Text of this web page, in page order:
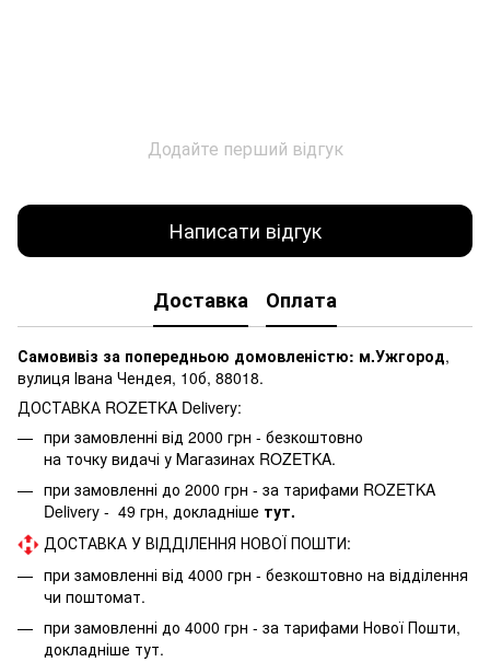
Додайте перший відгук
Написати відгук
Доставка Оплата
Самовивіз за попередньою домовленістю: м.Ужгород,
вулиця Івана Чендея, 10б, 88018.
ДОСТАВКА ROZETKA Delivery:
при замовленні від 2000 грн - безкоштовно
на точку видачі у Магазинах ROZETKA.
при замовленні до 2000 грн - за тарифами ROZETKA
Delivery - 49 грн, докладніше тут.
ДОСТАВКА У ВІДДІЛЕННЯ НОВОЇ ПОШТИ:
при замовленні від 4000 грн - безкоштовно на відділення
чи поштомат.
при замовленні до 4000 грн - за тарифами Нової Пошти,
докладніше тут.